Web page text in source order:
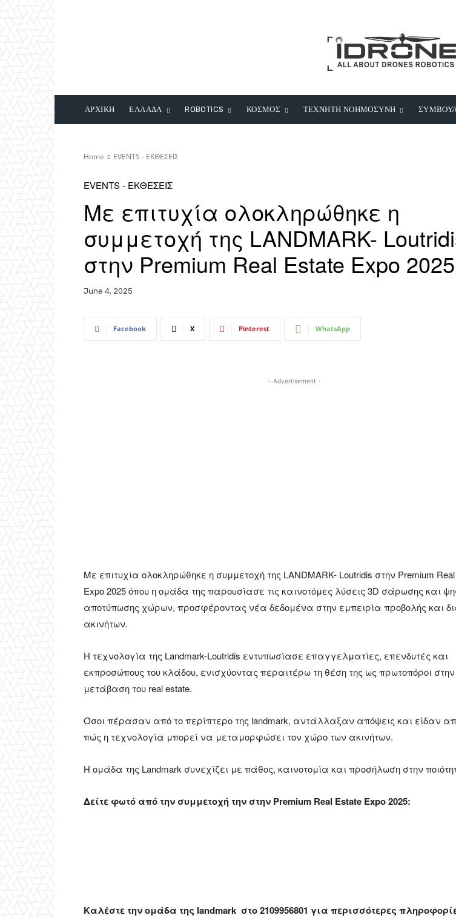
ΑΡΧΙΚΗ ΕΛΛΑΔΑ ROBOTICS ΚΟΣΜΟΣ ΤΕΧΝΗΤΗ ΝΟΗΜΟΣΥΝΗ
Home EVENTS - ΕΚΘΕΣΕΙΣ
EVENTS - ΕΚΘΕΣΕΙΣ
Με επιτυχία ολοκληρώθηκε η
συμμετοχή της LANDMARK-
στην Premium Real Estate Expo
June 4, 2025
Facebook X Pinterest WhatsApp
- Advertisement -
Με επιτυχία ολοκληρώθηκε η συμμετοχή της LANDMARK- Loutridis στην Premium
Expo 2025 όπου η ομάδα της παρουσίασε τις καινοτόμες λύσεις 3D σάρωσης και
αποτύπωσης χώρων, προσφέροντας νέα δεδομένα στην εμπειρία προβολής και
ακινήτων.
Η τεχνολογία της Landmark-Loutridis εντυπωσίασε επαγγελματίες, επενδυτές και
εκπροσώπους του κλάδου, ενισχύοντας περαιτέρω τη θέση της ως πρωτοπόροι
μετάβαση του real estate.
Όσοι πέρασαν από το περίπτερο της landmark, αντάλλαξαν απόψεις και είδαν
πώς η τεχνολογία μπορεί να μεταμορφώσει τον χώρο των ακινήτων.
H ομάδα της Landmark συνεχίζει με πάθος, καινοτομία και προσήλωση στην
Δείτε φωτό από την συμμετοχή την στην Premium Real Estate Expo 2025:
Καλέστε την ομάδα της landmark στο2109956801 για περισσότερες